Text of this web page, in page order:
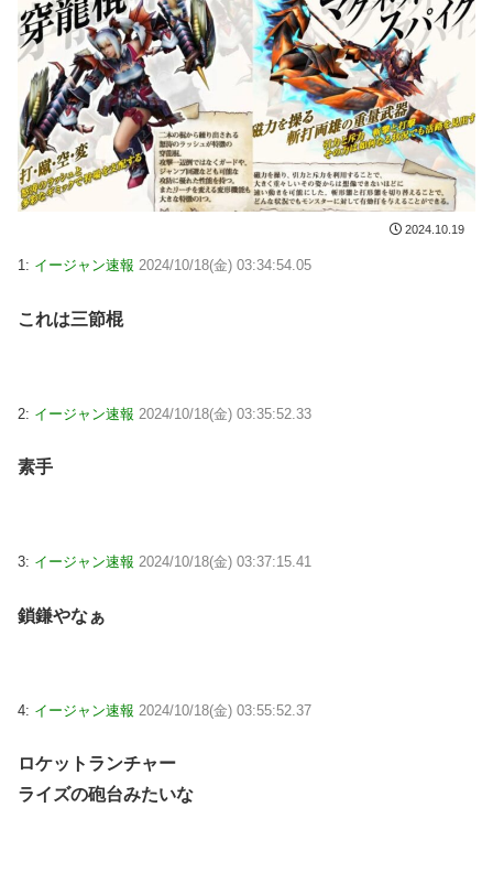
2024.10.19
1: イージャン速報 2024/10/18(金) 03:34:54.05
これは三節棍
2: イージャン速報 2024/10/18(金) 03:35:52.33
素手
3: イージャン速報 2024/10/18(金) 03:37:15.41
鎖鎌やなぁ
4: イージャン速報 2024/10/18(金) 03:55:52.37
ロケットランチャー
ライズの砲台みたいな